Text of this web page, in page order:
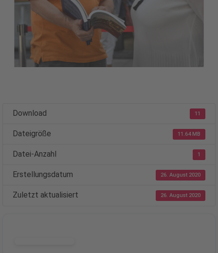
Download 11
Dateigröße 11.64 MB
Datei-Anzahl 1
Erstellungsdatum 26. August 2020
Zuletzt aktualisiert 26. August 2020